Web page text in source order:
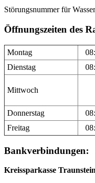
Störungsnummer für
Öffnungszeiten des
Montag
Dienstag
Mittwoch
Donnerstag
Freitag
Bankverbindungen:
Kreissparkasse